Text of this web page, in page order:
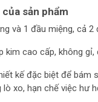
sản phẩm
và 1 đầu miệng, cả
kim cao cấp, không
kế đặc biệt để bám
lò xo, hạn chế việc hư